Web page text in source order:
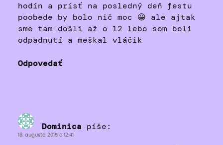
hodín a prísť na posledný deň festu
poobede by bolo nič moc 😀 ale ajtak
sme tam došli až o 12 lebo som boli
odpadnutí a meškal vláčik
Odpovedať
Dominica píše:
18. augusta 2015 o 12:41